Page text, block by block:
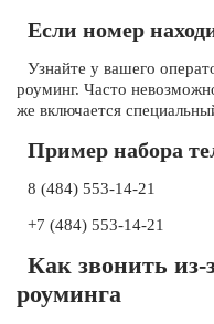
Если номер
Узнайте у вашего
роуминг. Часто
же включается
Пример набора
8 (484) 553-14-21
+7 (484) 553-14-21
Как звонить
роуминга